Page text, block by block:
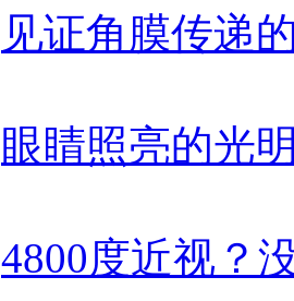
见证角膜传递
眼睛照亮的光
4800度近视？